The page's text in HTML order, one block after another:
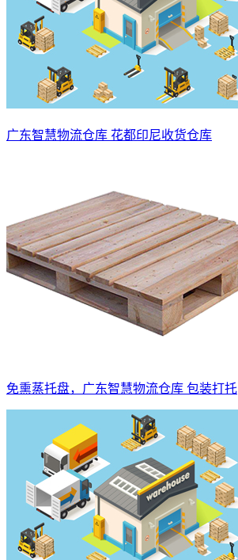
广东智慧物流仓库 花都印尼收货仓库
免熏蒸托盘，广东智慧物流仓库 包装打托